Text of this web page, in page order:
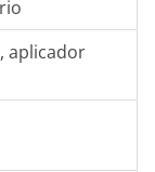
aplicador